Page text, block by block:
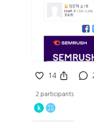
14
2 participants
k